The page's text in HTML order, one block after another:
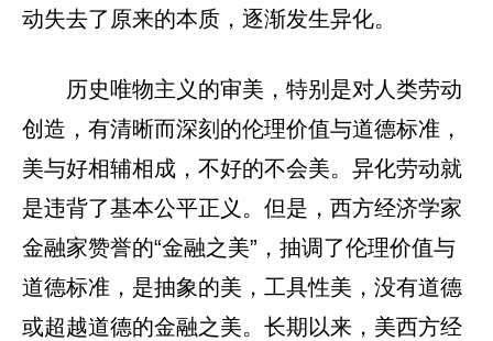
动失去了原来的本质，逐渐发生异化。
历史唯物主义的审美，特别是对人类劳动
创造，有清晰而深刻的伦理价值与道德标准，
美与好相辅相成，不好的不会美。异化劳动就
是违背了基本公平正义。但是，西方经济学家
金融家赞誉的“金融之美”，抽调了伦理价值与
道德标准，是抽象的美，工具性美，没有道德
或超越道德的金融之美。长期以来，美西方经